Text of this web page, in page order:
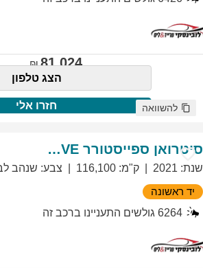
81,024
הצג טלפון
חזרו אלי להשוואה
סיטרואן ספייסטורר EXCLUSIVE
שנת:
2021 ק"מ:
116,100 צבע: שנהב
יד ראשונה
6264 גולשים התעניינו ברכב זה